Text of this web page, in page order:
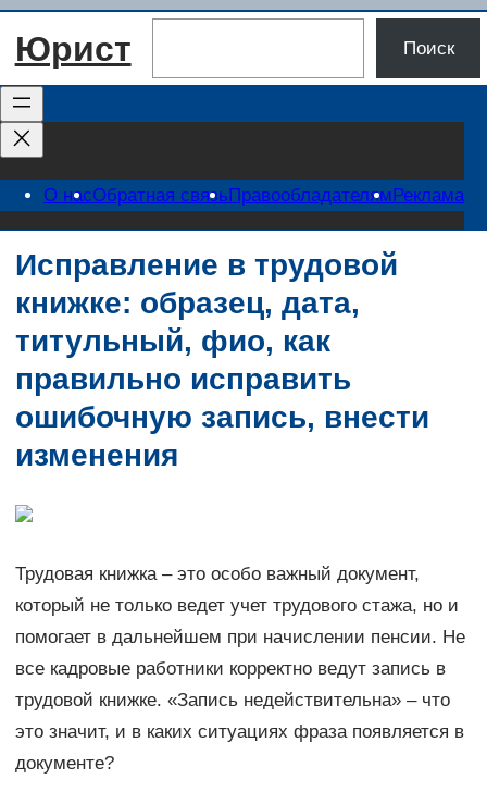
Перейти
Юрист Поиск
О насОбратная связьПравообладателямРеклама
Исправление в трудовой
книжке: образец, дата,
титульный, фио, как
правильно исправить
ошибочную запись, внести
изменения
Трудовая книжка – это особо важный документ,
который не только ведет учет трудового стажа, но и
помогает в дальнейшем при начислении пенсии. Не
все кадровые работники корректно ведут запись в
трудовой книжке. «Запись недействительна» – что
это значит, и в каких ситуациях фраза появляется в
документе?